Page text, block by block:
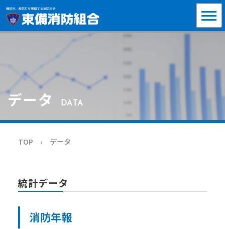
データ DATA
TOP データ
統計データ
消防年報